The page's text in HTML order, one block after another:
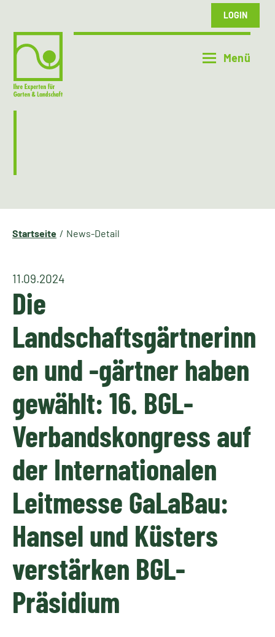
LOGIN
Startseite News-Detail
11.09.2024
Die
Landschaftsgärtnerinn
en und -gärtner haben
gewählt: 16. BGL-
Verbandskongress auf
der Internationalen
Leitmesse GaLaBau:
Hansel und Küsters
verstärken BGL-
Präsidium